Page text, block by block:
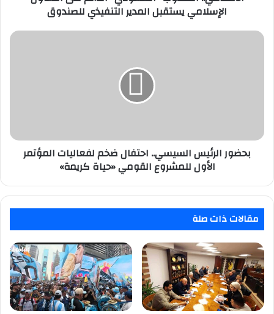
يستقبل
الإسلامي يستقبل المدير التنفيذي للصندوق
بحضور
للمشروع
القومي
بحضور الرئيس السيسي.. احتفال ضخم لفعاليات المؤتمر
الأول للمشروع القومي «حياة كريمة»
مقالات ذات صلة